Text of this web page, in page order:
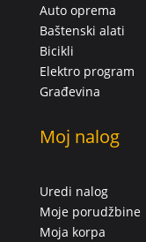
Auto oprema
Baštenski alati
Bicikli
Elektro program
Građevina
Moj nalog
Uredi nalog
Moje porudžbine
Moja korpa